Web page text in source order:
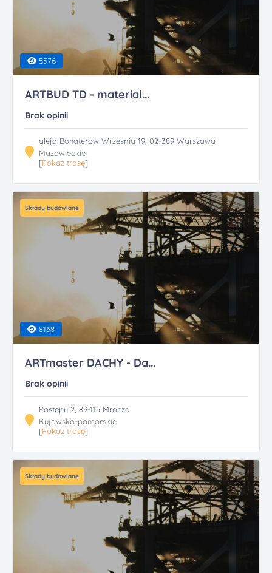
5576
ARTBUD TD - material...
Brak opinii
aleja Bohaterow Wrzesnia 19, 02-389 Warszawa
Mazowieckie
[Pokaż trasę]
Składy budowlane
8168
ARTmaster DACHY - Da...
Brak opinii
Postepu 2, 89-115 Mrocza
Kujawsko-pomorskie
[Pokaż trasę]
Składy budowlane